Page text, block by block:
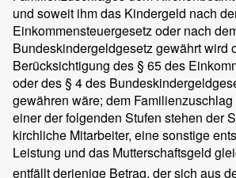
und soweit ihm das Kindergeld nach
Einkommensteuergesetz oder nach
Bundeskindergeldgesetz gewährt wird
Berücksichtigung des § 65 des
oder des § 4 des
gewähren wäre; dem
einer der folgenden Stufen stehen der
kirchliche Mitarbeiter, eine sonstige
Leistung und das Mutterschaftsgeld
entfällt derjenige Betrag, der sich aus